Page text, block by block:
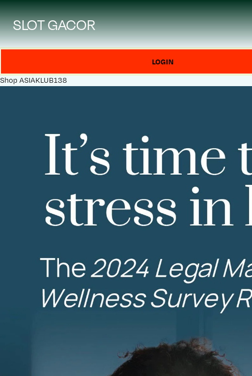
SLOT GACOR
LOGIN
Shop ASIAKLUB138